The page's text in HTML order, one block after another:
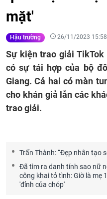
mặt'
Hậu trường 26/11/2023 15:58
Sự kiện trao giải TikTok
có sự tái hợp của bộ
Giang. Cả hai có màn
cho khán giả lẫn các
trao giải.
Trấn Thành: “Đẹp nhân tạo
Đã tìm ra danh tính sao nữ
công khai tỏ tình: Giờ là mẹ
'đỉnh của chóp'